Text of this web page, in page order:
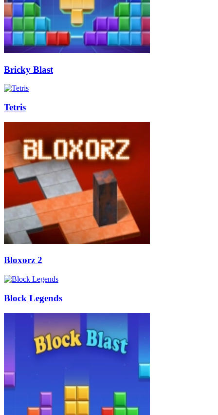
Bricky Blast
Tetris
Bloxorz 2
Block Legends